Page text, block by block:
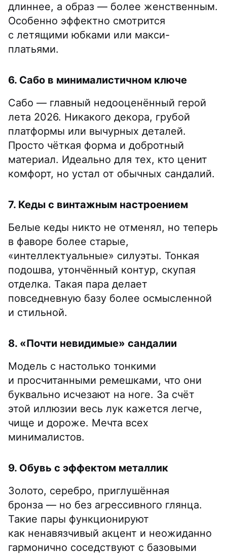
длиннее, а образ — более женственным.
Особенно эффектно смотрится
с летящими юбками или макси-
платьями.
6. Сабо в минималистичном ключе
Сабо — главный недооценённый герой
лета 2026. Никакого декора, грубой
платформы или вычурных деталей.
Просто чёткая форма и добротный
материал. Идеально для тех, кто ценит
комфорт, но устал от обычных сандалий.
7. Кеды с винтажным настроением
Белые кеды никто не отменял, но теперь
в фаворе более старые,
«интеллектуальные» силуэты. Тонкая
подошва, утончённый контур, скупая
отделка. Такая пара делает
повседневную базу более осмысленной
и стильной.
8. «Почти невидимые» сандалии
Модель с настолько тонкими
и просчитанными ремешками, что они
буквально исчезают на ноге. За счёт
этой иллюзии весь лук кажется легче,
чище и дороже. Мечта всех
минималистов.
9. Обувь с эффектом металлик
Золото, серебро, приглушённая
бронза — но без агрессивного глянца.
Такие пары функционируют
как ненавязчивый акцент и неожиданно
гармонично соседствуют с базовыми